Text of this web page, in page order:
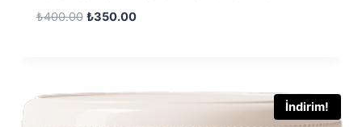
₺400.00 ₺350.00
İndirim!